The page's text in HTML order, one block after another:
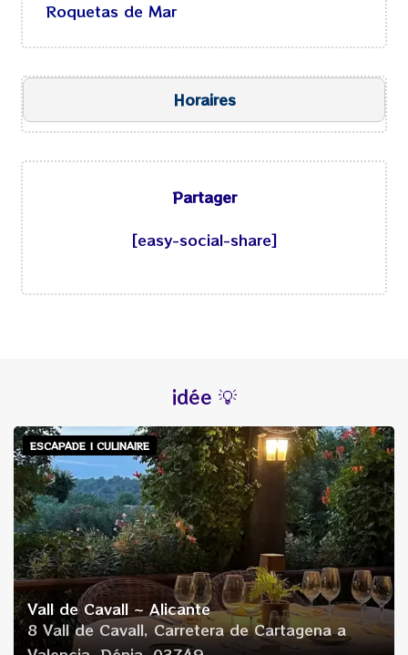
Roquetas de Mar
Horaires
Ouvert aujourd’hui
20h00
samedi
13h00-16h00
20h00-23h59
dimanche
13h00-16h00
20h00-23h59
Partager
[easy-social-share]
idée 💡
ESCAPADE | CULINAIRE
Vall de Cavall ~ Alicante
8 Vall de Cavall, Carretera de Cartagena a